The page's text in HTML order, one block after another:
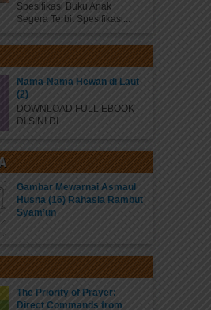
Spesifikasi Buku Anak
Segera Terbit Spesifikasi...
Nama-Nama Hewan di Laut
(2)
DOWNLOAD FULL EBOOK
DI SINI DI...
Gambar Mewarnai Asmaul
Husna (16) Rahasia Rambut
Syam’un
The Priority of Prayer:
Direct Commands from